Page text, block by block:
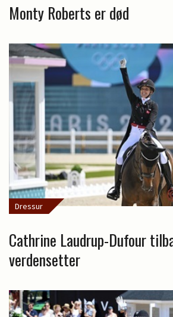
Monty Roberts er død
Dressur
Cathrine Laudrup-Dufour
verdensetter